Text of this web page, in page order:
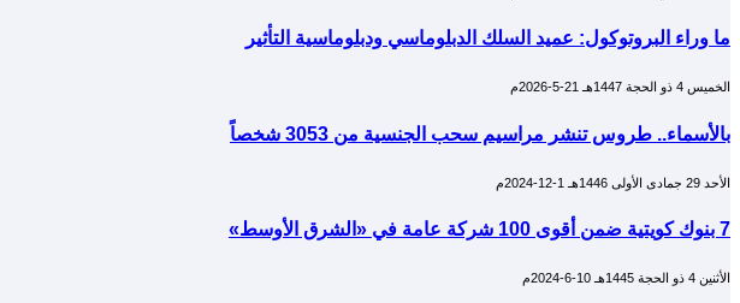
ما وراء البروتوكول: عميد السلك الدبلوماسي ودبلوماسية التأثير
الخميس 4 ذو الحجة 1447هـ 21-5-2026م
بالأسماء.. طروس تنشر مراسيم سحب الجنسية من 3053 شخصاً
الأحد 29 جمادى الأولى 1446هـ 1-12-2024م
7 بنوك كويتية ضمن أقوى 100 شركة عامة في «الشرق الأوسط»
الأثنين 4 ذو الحجة 1445هـ 10-6-2024م